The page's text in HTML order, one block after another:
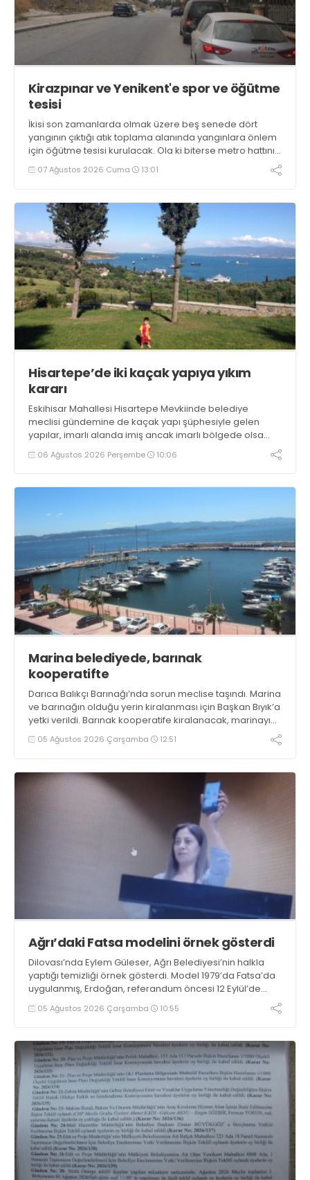
Kirazpınar ve Yenikent'e spor ve öğütme
tesisi
İkisi son zamanlarda olmak üzere beş senede dört
yangının çıktığı atık toplama alanında yangınlara önlem
için öğütme tesisi kurulacak. Ola ki biterse metro hattının
hafriyatının stoklandığı Yenikent’te hafriyat kalkınca spor
tesisi kurulacak
07 Ağustos 2026 Cuma 13:01
Hisartepe’de iki kaçak yapıya yıkım
kararı
Eskihisar Mahallesi Hisartepe Mevkiinde belediye
meclisi gündemine de kaçak yapı şüphesiyle gelen
yapılar, imarlı alanda imiş ancak imarlı bölgede olsa
dahi, kaçak yapılaşma var. Kaçaklara dair encümen
tarafından yıkım kararı alındı
06 Ağustos 2026 Perşembe 10:06
Marina belediyede, barınak
kooperatifte
Darıca Balıkçı Barınağı’nda sorun meclise taşındı. Marina
ve barınağın olduğu yerin kiralanması için Başkan Bıyık’a
yetki verildi. Barınak kooperatife kiralanacak, marinayı
belediye işletecek. Bıyık , “Barınağı belediye işletecek”
demişti
05 Ağustos 2026 Çarşamba 12:51
Ağrı’daki Fatsa modelini örnek gösterdi
Dilovası’nda Eylem Güleser, Ağrı Belediyesi’nin halkla
yaptığı temizliği örnek gösterdi. Model 1979’da Fatsa’da
uygulanmış, Erdoğan, referandum öncesi 12 Eylül’de
öldürülenlerin son mektuplarını okuyup ağlarken yetkiyi
aldıktan sonra Fatsalıların Sönmez'den zulüm çektiğini
05 Ağustos 2026 Çarşamba 10:55